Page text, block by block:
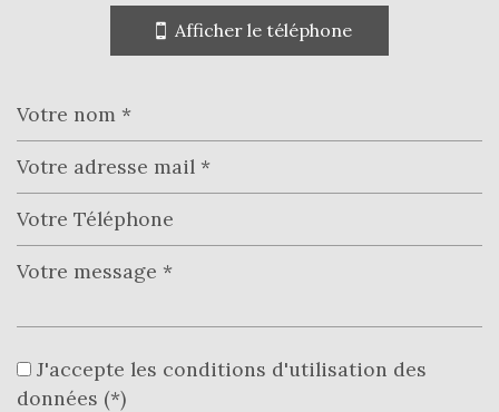
statistiques
Afficher le téléphone
J'accepte les conditions d'utilisation des
données (*)